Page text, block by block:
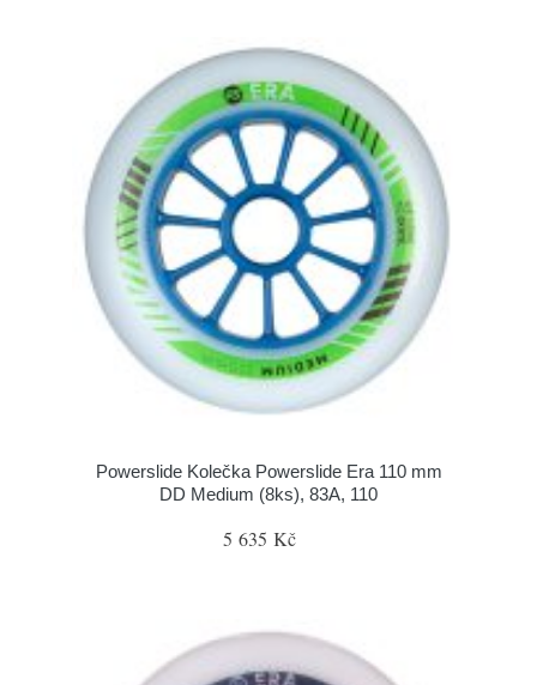
Powerslide Kolečka Powerslide Era 110 mm
DD Medium (8ks), 83A, 110
5 635 Kč